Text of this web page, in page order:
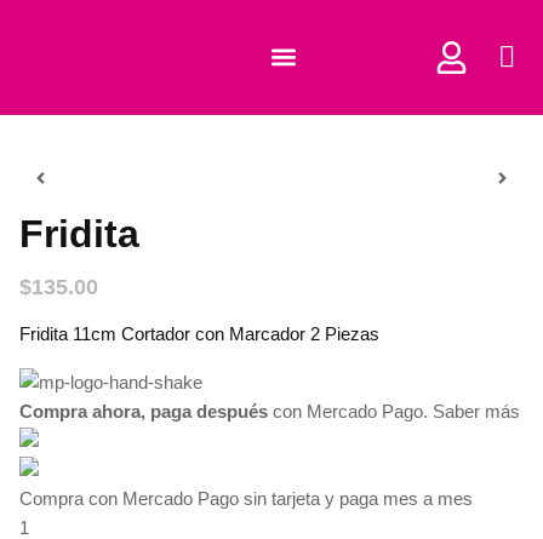
Fridita
$135.00
Fridita 11cm Cortador con Marcador 2 Piezas
Compra ahora, paga después con Mercado Pago. Saber más
Compra con Mercado Pago sin tarjeta y paga mes a mes
1